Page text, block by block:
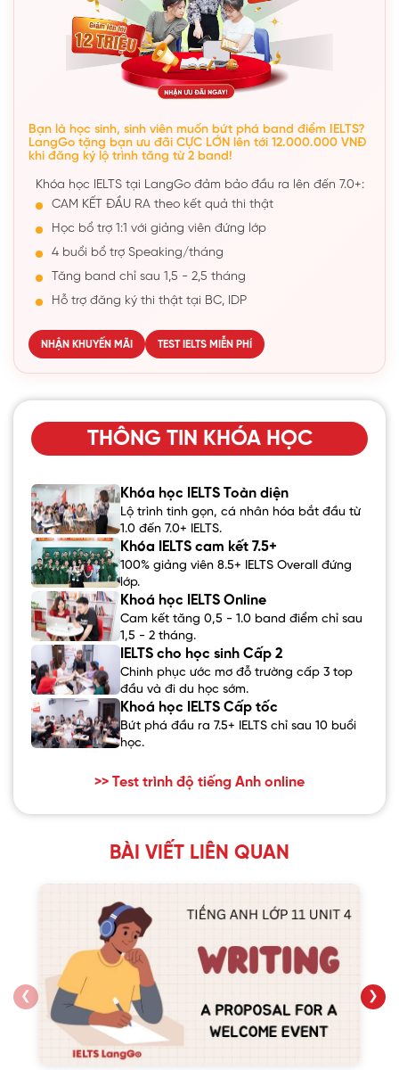
Bạn là học sinh, sinh viên muốn bứt phá band điểm IELTS?
LangGo tặng bạn ưu đãi CỰC LỚN lên tới 12.000.000 VNĐ
khi đăng ký lộ trình tăng từ 2 band!
Khóa học IELTS tại LangGo đảm bảo đầu ra lên đến 7.0+:
CAM KẾT ĐẦU RA theo kết quả thi thật
Học bổ trợ 1:1 với giảng viên đứng lớp
4 buổi bổ trợ Speaking/tháng
Tăng band chỉ sau 1,5 - 2,5 tháng
Hỗ trợ đăng ký thi thật tại BC, IDP
NHẬN KHUYẾN MÃI TEST IELTS MIỄN PHÍ
THÔNG TIN KHÓA HỌC
Khóa học IELTS Toàn diện
Lộ trình tinh gọn, cá nhân hóa bắt đầu từ
1.0 đến 7.0+ IELTS.
Khóa IELTS cam kết 7.5+
100% giảng viên 8.5+ IELTS Overall đứng
lớp.
Khoá học IELTS Online
Cam kết tăng 0,5 - 1.0 band điểm chỉ sau
1,5 - 2 tháng.
IELTS cho học sinh Cấp 2
Chinh phục ước mơ đỗ trường cấp 3 top
đầu và đi du học sớm.
Khoá học IELTS Cấp tốc
Bứt phá đầu ra 7.5+ IELTS chỉ sau 10 buổi
học.
>> Test trình độ tiếng Anh online
BÀI VIẾT LIÊN QUAN
❮ ❯